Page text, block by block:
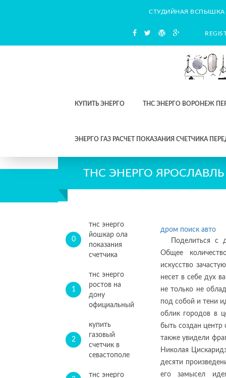
СТУДИЙНАЯ ВСПЫШКА
КУПИТЬ ЭНЕРГО ТНС ЭНЕРГО ВОРОНЕЖ
ЭНЕРГО ГАЗ РАСЧЕТ ПОКАЗАНИЯ СЧЕТЧИКА
ТНС ЭНЕРГО ЯРОСЛАВЛЬ
0
тнс энерго
йошкар ола
показания
счетчика
1
тнс энерго
ростов на
дону
официальный
2
купить
газовый
счетчик в
севастополе
тнс энерго
дром поиск авто
Поделиться с
Общее
искусство
несет в себе дух
не только не
под собой и тени
облик городов в
быть создан центр
также увидели
Николая
десяти
его замысел